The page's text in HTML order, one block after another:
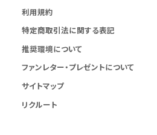
利用規約
特定商取引法に関する表記
推奨環境について
ファンレター・プレゼントについて
サイトマップ
リクルート